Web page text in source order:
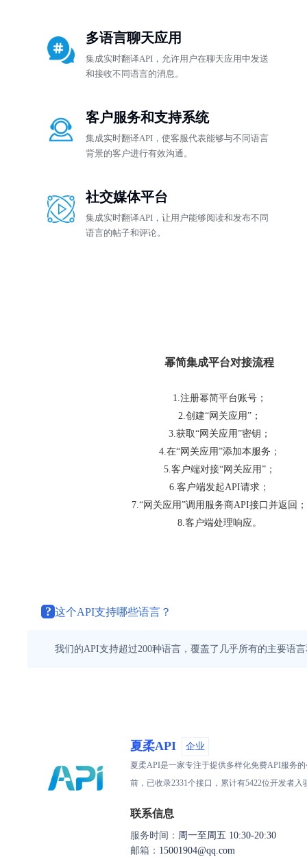
多语言聊天应用
集成实时翻译API，允许用户在聊天应用中发送
和接收不同语言的消息。
客户服务和支持系统
集成实时翻译API，使客服代表能够与不同语言
背景的客户进行有效沟通。
社交媒体平台
集成实时翻译API，让用户能够阅读和发布不同
语言的帖子和评论。
幂简集成平台对接流程
1.注册幂简平台账号；
2.创建“网关应用”；
3.获取“网关应用”密钥；
4.在“网关应用”添加本服务；
5.客户端对接“网关应用”；
6.客户端发起API请求；
7.“网关应用”调用服务商API接口并返回；
8.客户端处理响应。
? 这个API支持哪些语言？
我们的API支持超过200种语言，覆盖了几乎所有的主要语
夏柔API 企业
夏柔API是一家专注于提供多样化免费API服务
前，已收录2331个接口，累计有5422位开发者
联系信息
服务时间： 周一至周五 10:30-20:30
邮箱： 15001904@qq.com